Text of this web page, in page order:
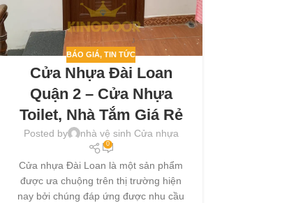
BÁO GIÁ,TIN TỨC
Cửa Nhựa Đài Loan
Quận 2 – Cửa Nhựa
Toilet, Nhà Tắm Giá Rẻ
Posted by nhà vệ sinh Cửa nhựa
0
Cửa nhựa Đài Loan là một sản phẩm
được ưa chuộng trên thị trường hiện
nay bởi chúng đáp ứng được nhu cầu